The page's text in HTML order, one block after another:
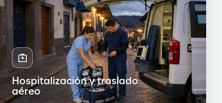
Hospitalización y traslado
aéreo